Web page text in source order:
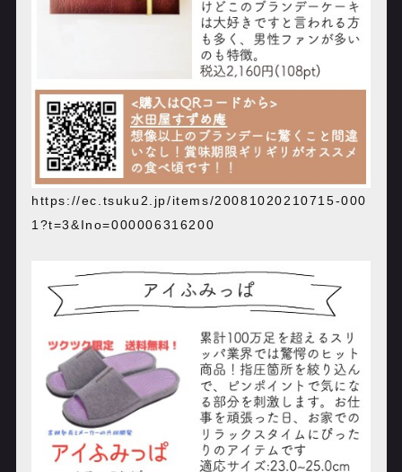
https://ec.tsuku2.jp/items/20081020210715-000
1?t=3&Ino=000006316200